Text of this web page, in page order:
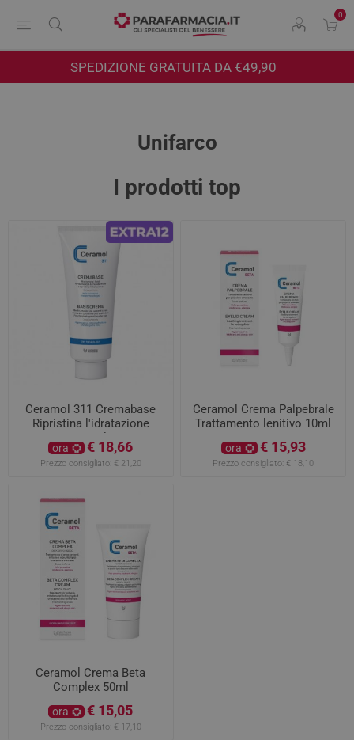
0
SPEDIZIONE GRATUITA DA €49,90
Unifarco
I prodotti top
Ceramol 311 Cremabase
Ripristina l'idratazione
400ml
ora € 18,66
Prezzo consigliato: € 21,20
Ceramol Crema Palpebrale
Trattamento lenitivo 10ml
ora € 15,93
Prezzo consigliato: € 18,10
Ceramol Crema Beta
Complex 50ml
ora € 15,05
Prezzo consigliato: € 17,10